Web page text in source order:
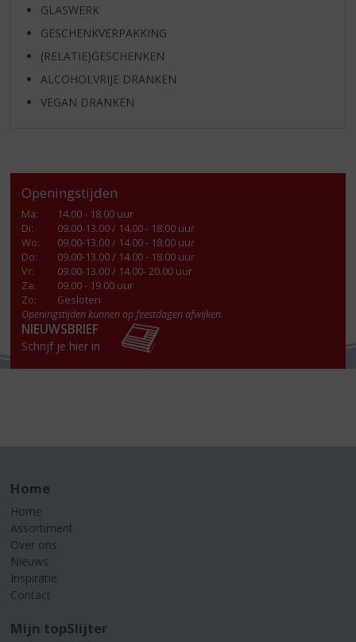
GLASWERK
GESCHENKVERPAKKING
(RELATIE)GESCHENKEN
ALCOHOLVRIJE DRANKEN
VEGAN DRANKEN
Openingstijden
Ma:
14.00 - 18.00 uur
Di:
09.00-13.00 / 14.00 - 18.00 uur
Wo:
09.00-13.00 / 14.00 - 18.00 uur
Do:
09.00-13.00 / 14.00 - 18.00 uur
Vr:
09.00-13.00 / 14.00- 20.00 uur
Za:
09.00 - 19.00 uur
Zo:
Gesloten
Openingstijden kunnen op feestdagen afwijken.
NIEUWSBRIEF
Schrijf je hier in
Home
Home
Assortiment
Over ons
Nieuws
Inspiratie
Contact
Mijn topSlijter